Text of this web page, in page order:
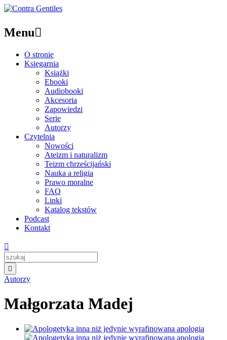
Menu
O stronie
Księgarnia
Książki
Ebooki
Audiobooki
Akcesoria
Zapowiedzi
Serie
Autorzy
Czytelnia
Nowości
Ateizm i naturalizm
Teizm chrześcijański
Nauka a religia
Prawo moralne
FAQ
Linki
Katalog tekstów
Podcast
Kontakt


Autorzy
Małgorzata Madej